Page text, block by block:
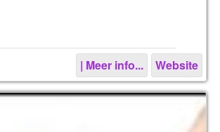
Website
| Meer info...